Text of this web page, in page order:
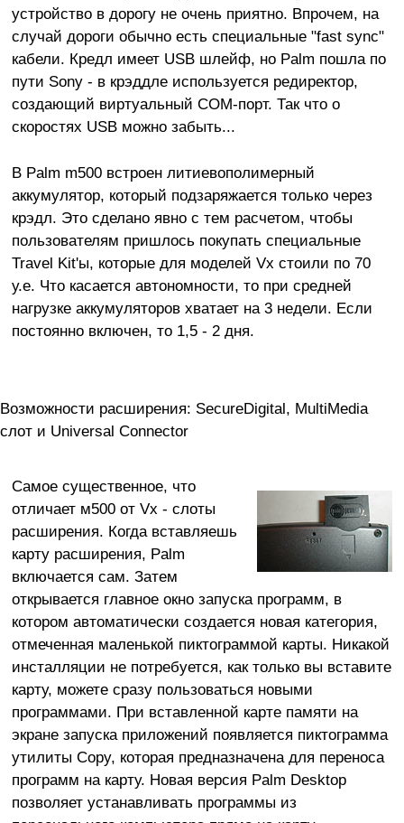
устройство в дорогу не очень приятно. Впрочем, на
случай дороги обычно есть специальные "fast sync"
кабели. Кредл имеет USB шлейф, но Palm пошла по
пути Sony - в крэддле используется редиректор,
создающий виртуальный COM-порт. Так что о
скоростях USB можно забыть...
В Pаlm m500 встроен литиевополимерный
аккумулятор, который подзаряжается только через
крэдл. Это сделано явно с тем расчетом, чтобы
пользователям пришлось покупать специальные
Travel Kit'ы, которые для моделей Vx стоили по 70
у.е. Что касается автономности, то при средней
нагрузке аккумуляторов хватает на 3 недели. Если
постоянно включен, то 1,5 - 2 дня.
Возможности расширения: SecureDigital, MultiMedia
слот и Universal Connector
Самое существенное, что
отличает м500 от Vx - слоты
расширения. Когда вставляешь
карту расширения, Palm
включается сам. Затем
открывается главное окно запуска программ, в
котором автоматически создается новая категория,
отмеченная маленькой пиктограммой карты. Никакой
инсталляции не потребуется, как только вы вставите
карту, можете сразу пользоваться новыми
программами. При вставленной карте памяти на
экране запуска приложений появляется пиктограмма
утилиты Copy, которая предназначена для переноса
программ на карту. Новая версия Palm Desktop
позволяет устанавливать программы из